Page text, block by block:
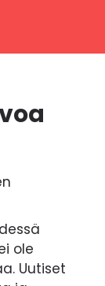
ole
Uutiset